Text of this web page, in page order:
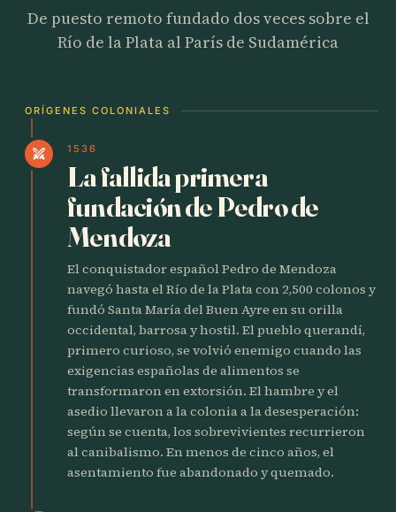
De puesto remoto fundado dos veces sobre el
Río de la Plata al París de Sudamérica
ORÍGENES COLONIALES
swords 1536
La fallida primera
fundación de Pedro de
Mendoza
El conquistador español Pedro de Mendoza
navegó hasta el Río de la Plata con 2,500 colonos y
fundó Santa María del Buen Ayre en su orilla
occidental, barrosa y hostil. El pueblo querandí,
primero curioso, se volvió enemigo cuando las
exigencias españolas de alimentos se
transformaron en extorsión. El hambre y el
asedio llevaron a la colonia a la desesperación:
según se cuenta, los sobrevivientes recurrieron
al canibalismo. En menos de cinco años, el
asentamiento fue abandonado y quemado.